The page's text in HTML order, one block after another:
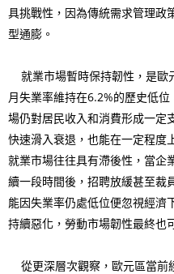
具挑戰性，因為傳統需求管理政
型通膨。
就業市場暫時保持韌性，是歐
月失業率維持在6.2%的歷史低
場仍對居民收入和消費形成一定
快速滑入衰退，也能在一定程度
就業市場往往具有滯後性，當企
續一段時間後，招聘放緩甚至裁
能因失業率仍處低位便忽視經濟
持續惡化，勞動市場韌性最終也
從更深層次觀察，歐元區當前